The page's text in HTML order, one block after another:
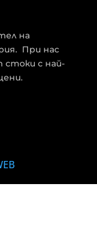
на
При нас
с най-